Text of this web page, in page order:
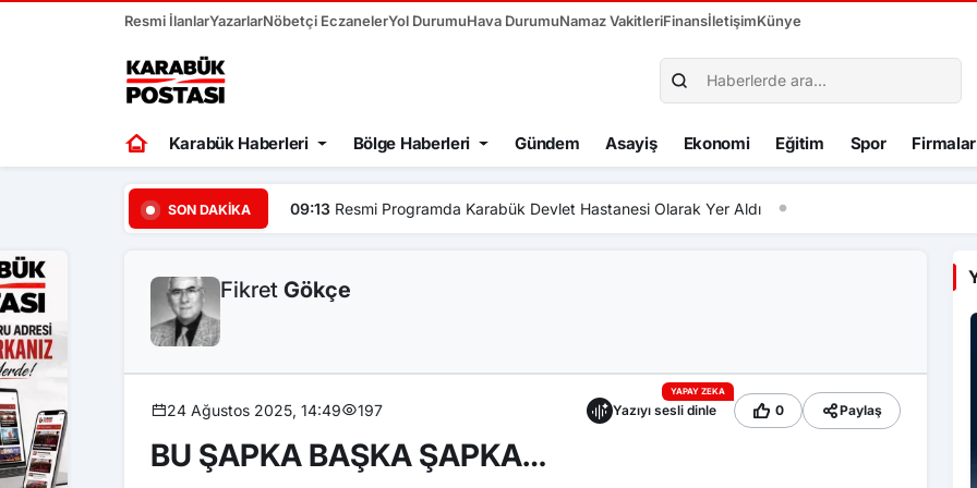
Resmi İlanlarYazarlarNöbetçi EczanelerYol DurumuHava DurumuNamaz VakitleriFinansİletişimKünye
Karabük Haberleri Bölge Haberleri Gündem Asayiş Ekonomi Eğitim Spor Firmalar
SON DAKIKA 09:13 Resmi Programda Karabük Devlet Hastanesi Olarak Yer Aldı
Fikret Gökçe
24 Ağustos 2025, 14:49 197
YAPAY ZEKA
Yazıyı sesli dinle 0 Paylaş
BU ŞAPKA BAŞKA ŞAPKA…